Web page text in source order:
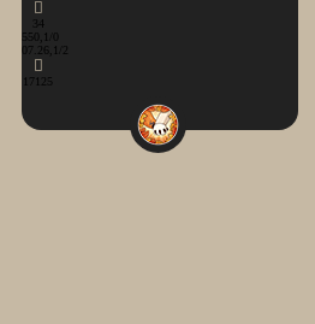
34
550,1/0
07.26,1/2
17125